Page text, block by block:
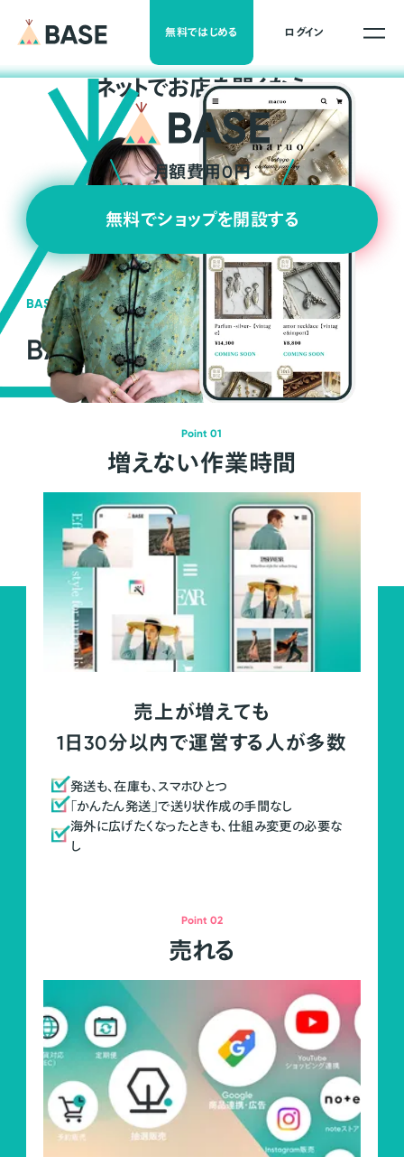
無料ではじめる ログイン
ネットでお店を開くなら
月額費用0円
無料でショップを開設する
BASEの強み
BASEが強い3つの理由
Point 01
増えない作業時間
売上が増えても
1日30分以内で運営する人が多数
発送も、在庫も、スマホひとつ
「かんたん発送」で送り状作成の手間なし
海外に広げたくなったときも、仕組み変更の必要な
し
Point 02
売れる